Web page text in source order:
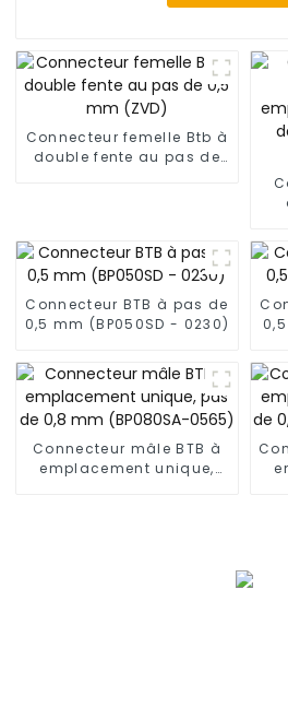
Connecteur femelle Btb à
double fente au pas de
Connecteur BTB à pas de
0,5 mm (BP050SD - 0230)
Connecteur mâle BTB à
emplacement unique,